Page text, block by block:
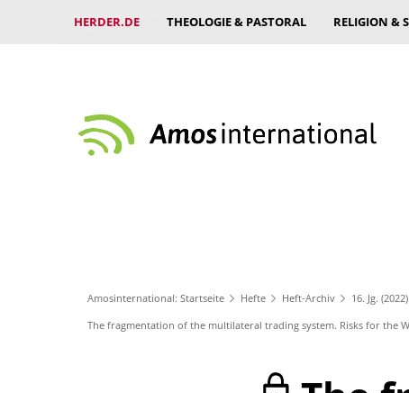
HERDER.DE THEOLOGIE & PASTORAL RELIGION &
Amosinternational: Startseite Hefte Heft-Archiv 16. Jg. (2022)
The fragmentation of the multilateral trading system. Risks for the